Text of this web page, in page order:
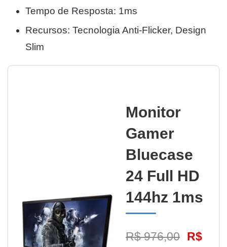
Tempo de Resposta: 1ms
Recursos: Tecnologia Anti-Flicker, Design
Slim
Monitor
Gamer
Bluecase
24 Full HD
144hz 1ms
R$ 976,00 R$